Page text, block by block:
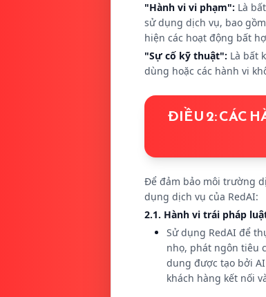
"Hành vi vi phạm": Là
sử dụng dịch vụ, bao
hiện các hoạt động bất
"Sự cố kỹ thuật": Là bất
dùng hoặc các hành vi
ĐIỀU 2: CÁC
Để đảm bảo môi trường
dụng dịch vụ của RedAI:
2.1. Hành vi trái pháp
Sử dụng RedAI để
nhọ, phát ngôn tiêu
dung được tạo bởi
khách hàng kết nối